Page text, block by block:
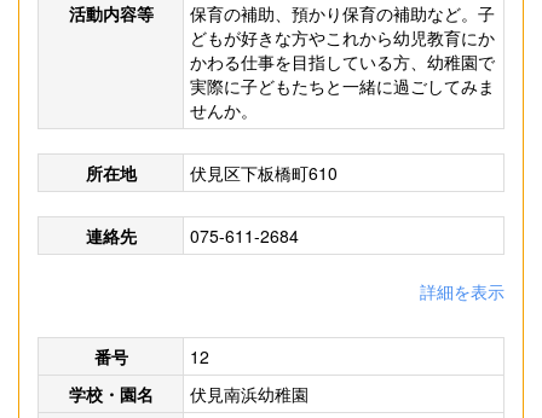
活動内容等
保育の補助、預かり保育の補助など。子
どもが好きな方やこれから幼児教育にか
かわる仕事を目指している方、幼稚園で
実際に子どもたちと一緒に過ごしてみま
せんか。
所在地 伏見区下板橋町610
連絡先 075-611-2684
詳細を表示
番号
12
学校・園名
伏見南浜幼稚園